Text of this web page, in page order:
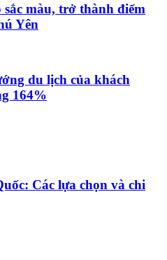
màu, trở thành điểm
Yên
du lịch của khách
164%
Các lựa chọn và chi